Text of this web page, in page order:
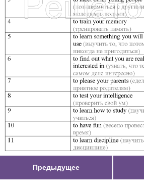
Предыдущее